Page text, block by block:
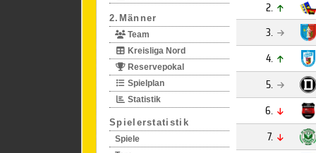
2.Männer
Team
Kreisliga Nord
Reservepokal
Spielplan
Statistik
Spielerstatistik
Spiele
2.
3.
4.
5.
6.
7.